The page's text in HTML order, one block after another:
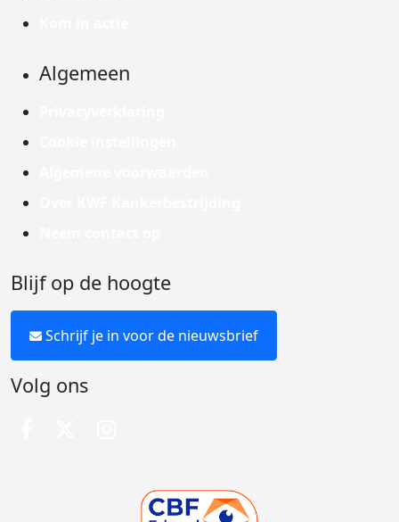
Algemeen
Blijf op de hoogte
Schrijf je in voor de nieuwsbrief
Volg ons